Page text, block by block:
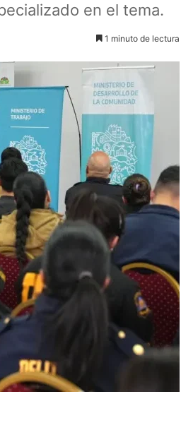
en el tema.
1 minuto de lectura